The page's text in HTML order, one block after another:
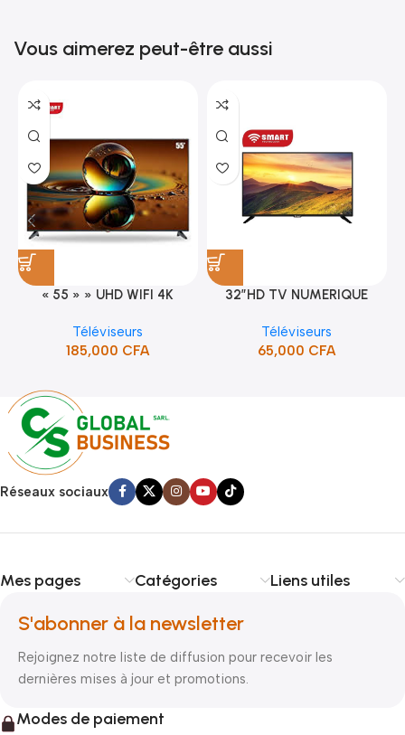
Vous aimerez peut-être aussi
« 55 » » UHD WIFI 4K
Téléviseurs
185,000 CFA
32″HD TV NUMERIQUE
BORDURE/SUPPORT(STT-
5132A)
Téléviseurs
65,000 CFA
Réseaux sociaux
Mes pages Catégories Liens utiles
S'abonner à la newsletter
Rejoignez notre liste de diffusion pour recevoir les
dernières mises à jour et promotions.
Modes de paiement